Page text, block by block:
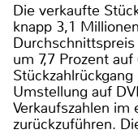
Die verkaufte
knapp 3,1
um 7,7 Prozent
Umstellung auf
Verkaufszahlen im
zurückzuführen.